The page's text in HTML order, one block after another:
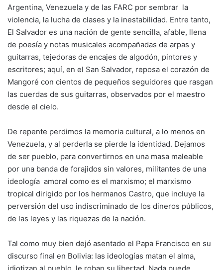
Argentina, Venezuela y de las FARC por sembrar la
violencia, la lucha de clases y la inestabilidad. Entre tanto,
El Salvador es una nación de gente sencilla, afable, llena
de poesía y notas musicales acompañadas de arpas y
guitarras, tejedoras de encajes de algodón, pintores y
escritores; aquí, en el San Salvador, reposa el corazón de
Mangoré con cientos de pequeños seguidores que rasgan
las cuerdas de sus guitarras, observados por el maestro
desde el cielo.
De repente perdimos la memoria cultural, a lo menos en
Venezuela, y al perderla se pierde la identidad. Dejamos
de ser pueblo, para convertirnos en una masa maleable
por una banda de forajidos sin valores, militantes de una
ideología amoral como es el marxismo; el marxismo
tropical dirigido por los hermanos Castro, que incluye la
perversión del uso indiscriminado de los dineros públicos,
de las leyes y las riquezas de la nación.
Tal como muy bien dejó asentado el Papa Francisco en su
discurso final en Bolivia: las ideologías matan el alma,